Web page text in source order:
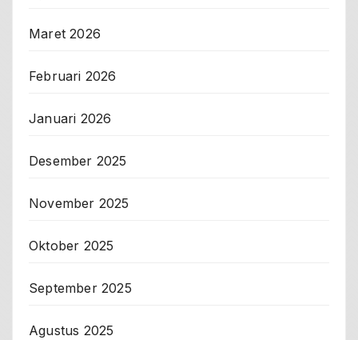
Maret 2026
Februari 2026
Januari 2026
Desember 2025
November 2025
Oktober 2025
September 2025
Agustus 2025